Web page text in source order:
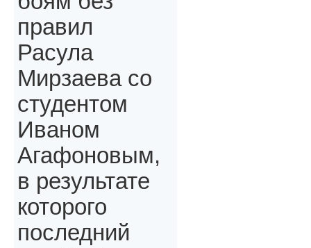
правил
Расула
Мирзаева со
студентом
Иваном
Агафоновым,
в результате
которого
последний